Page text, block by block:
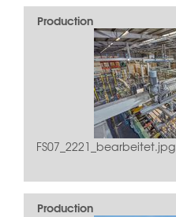
Production
FS07_2221_bearbeitet.jpg
Production